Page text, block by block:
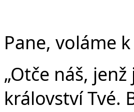
Pane, voláme
„Otče náš,
království Tvé.